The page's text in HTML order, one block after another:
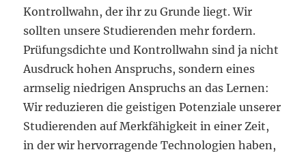
Kontrollwahn, der ihr zu Grunde liegt. Wir
sollten unsere Studierenden mehr fordern.
Prüfungsdichte und Kontrollwahn sind ja nicht
Ausdruck hohen Anspruchs, sondern eines
armselig niedrigen Anspruchs an das Lernen:
Wir reduzieren die geistigen Potenziale unserer
Studierenden auf Merkfähigkeit in einer Zeit,
in der wir hervorragende Technologien haben,